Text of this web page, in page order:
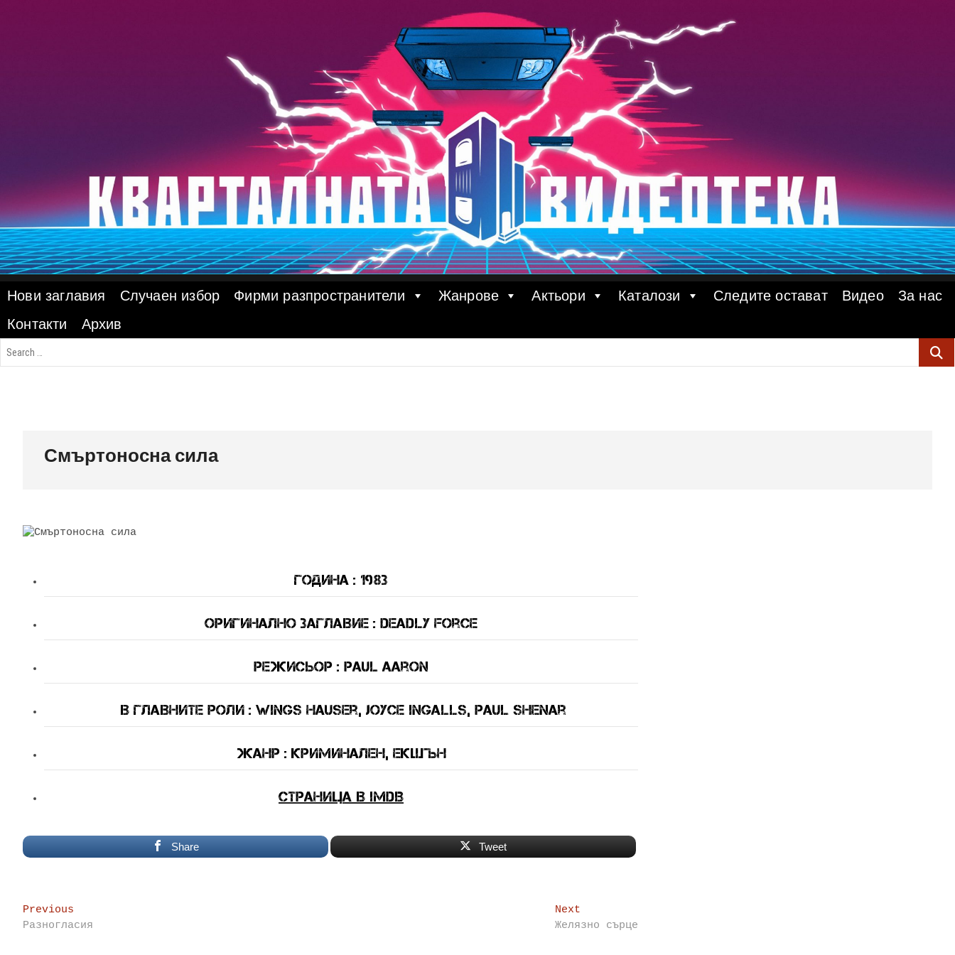
Нови заглавия Случаен избор Фирми разпространители Жанрове Актьори Каталози Следите остават Видео
За нас
Контакти
Архив
Смъртоносна сила
Година : 1983
Оригинално Заглавие : Deadly Force
Режисьор : Paul Aaron
В Главните Роли : Wings Hauser, Joyce Ingalls, Paul Shenar
Жанр : криминален, екшън
Страница в IMDB
Share Tweet
Post
navigation
Previous
post:
Разногласия
Next
post:
Желязно сърце